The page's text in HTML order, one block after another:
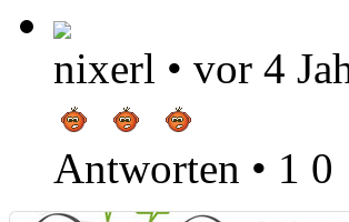
nixerl • vor 4
Antworten • 1 0